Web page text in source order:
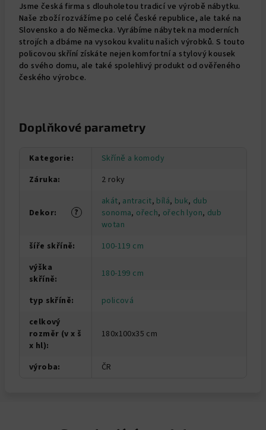
Jsme česká firma s dlouholetou tradicí ve výrobě nábytku.
Naše zboží rozvážíme po celé České republice, ale také na
Slovensko a do Německa. Vyrábíme nábytek na moderních
strojích a dbáme na vysokou kvalitu našich výrobků. S touto
policovou skříní získáte nejen komfortní a stylový kousek
do svého domu, ale také spolehlivý produkt od ověřeného
českého výrobce.
Doplňkové parametry
Kategorie:
Skříně a komody
Záruka: 2 roky
?
Dekor:
akát, antracit, bílá, buk, dub
sonoma, ořech, ořech lyon, dub
wotan
šíře skříně:
100-119 cm
výška
skříně: 180-199 cm
typ skříně:
policová
celkový
rozměr (v x š
x hl):
180x100x35 cm
výroba: ČR